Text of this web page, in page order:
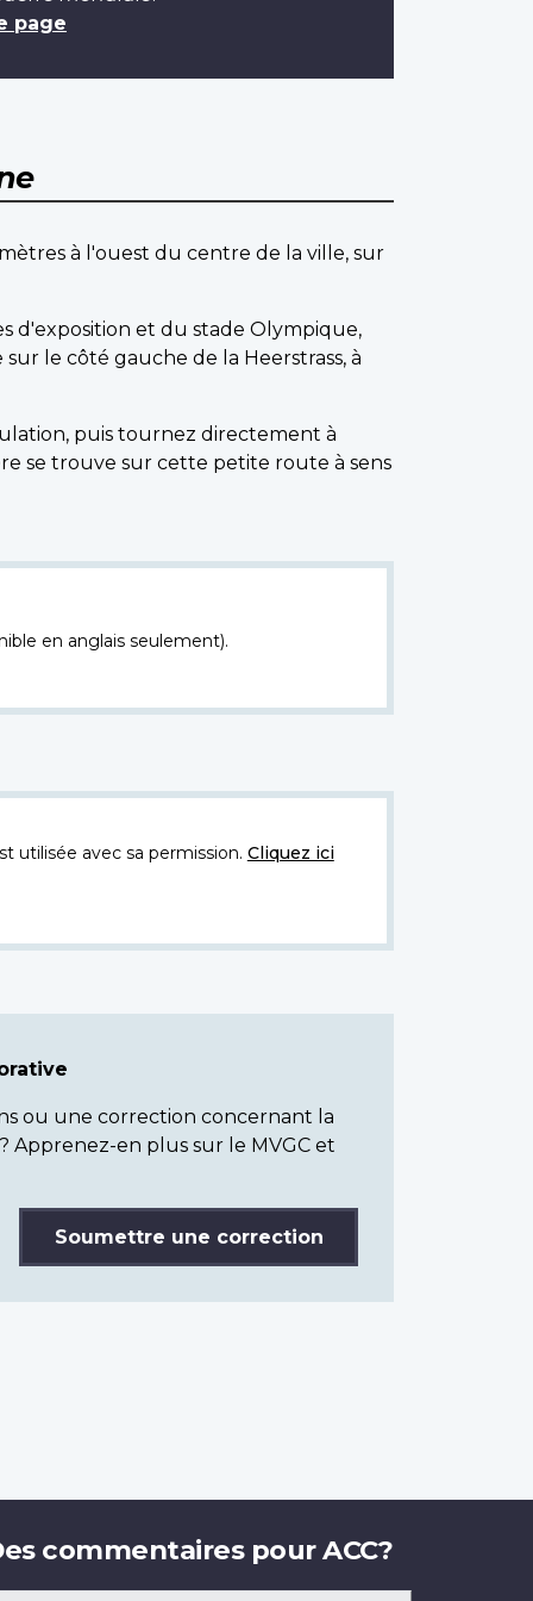
page
à l'ouest du centre de la ville, sur
d'exposition et du stade Olympique,
le côté gauche de la Heerstrass, à
puis tournez directement à
se trouve sur cette petite route à sens
en anglais seulement).
utilisée avec sa permission. Cliquez ici
ou une correction concernant la
Apprenez-en plus sur le MVGC et
Soumettre une correction
commentaires pour ACC?